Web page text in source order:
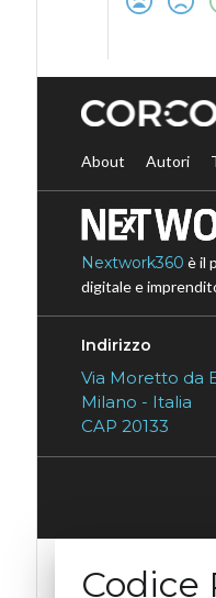
About Autori
Nextwork360 è il
digitale e
Indirizzo
Via Moretto da
Milano - Italia
CAP 20133
Codice